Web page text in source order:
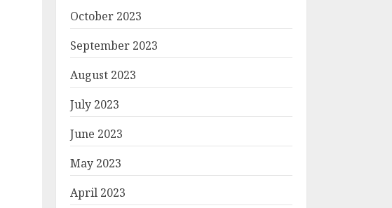
October 2023
September 2023
August 2023
July 2023
June 2023
May 2023
April 2023